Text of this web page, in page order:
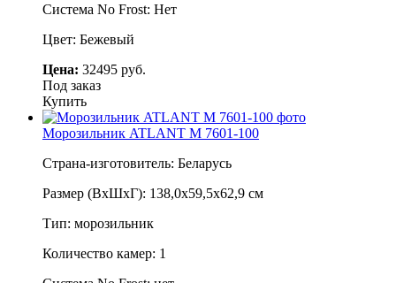
Система No Frost: Нет
Цвет: Бежевый
Цена: 32495 руб.
Под заказ
Купить
Морозильник ATLANT M 7601-100
Страна-изготовитель: Беларусь
Размер (ВхШхГ): 138,0х59,5х62,9 см
Тип: морозильник
Количество камер: 1